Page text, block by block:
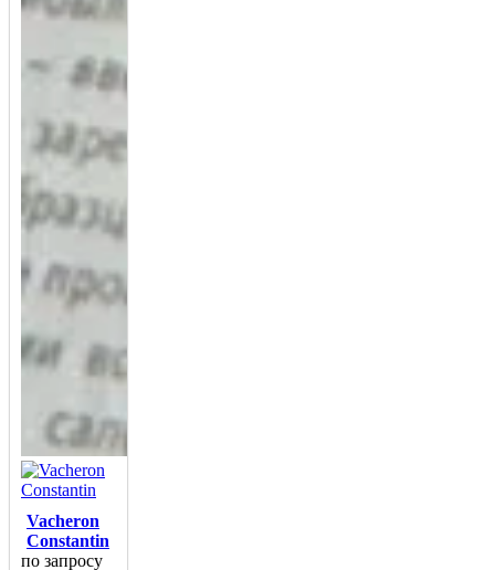
Vacheron
Constantin
по запросу